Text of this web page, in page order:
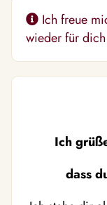
Ich freue
wieder für
Ich
dass